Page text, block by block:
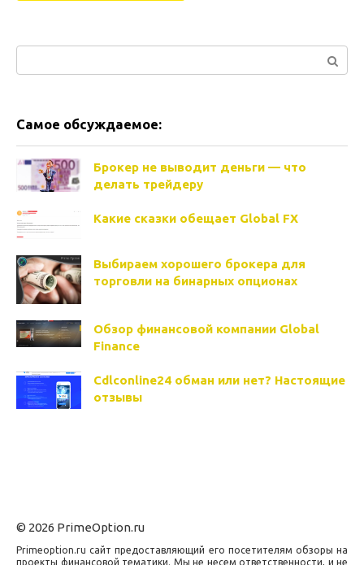
Самое обсуждаемое:
Брокер не выводит деньги — что
делать трейдеру
Какие сказки обещает Global FX
Выбираем хорошего брокера для
торговли на бинарных опционах
Обзор финансовой компании Global
Finance
Cdlconline24 обман или нет? Настоящие
отзывы
© 2026 PrimeOption.ru
Primeoption.ru сайт предоставляющий его посетителям обзоры на
проекты финансовой тематики. Мы не несем ответственности, и не